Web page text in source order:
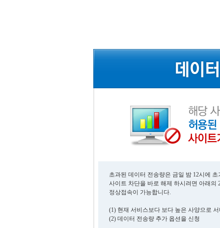
초과된 데이터 전송량은 금일 밤 12시에
사이트 차단을 바로 해제 하시려면 아래의
정상접속이 가능합니다.
(1) 현재 서비스보다 보다 높은 사양으로
(2) 데이터 전송량 추가 옵션을 신청